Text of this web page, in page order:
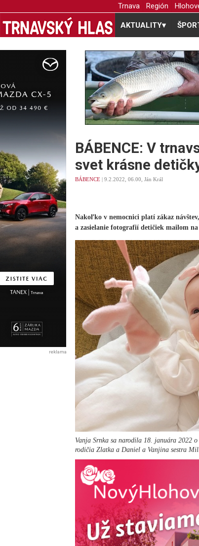
Trnava Región
AKTUALITY▾
BÁBENCE: V
svet krásne
BÁBENCE | 9.2.2022, 06.00, Ján Král
Nakoľko v nemocnici platí zákaz
a zasielanie fotografií detičiek mailom
Vanja Srnka sa narodila 18. januára 2022
rodičia Zlatka a Daniel a Vanjina sestra
reklama